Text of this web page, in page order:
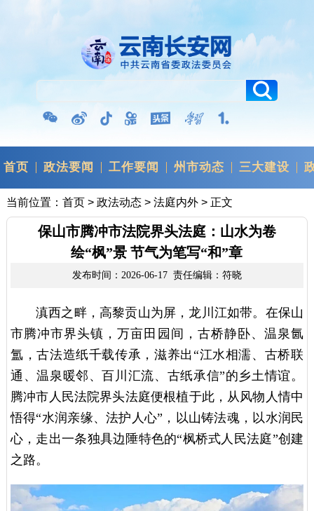
首页 政法要闻 工作要闻 州市动态 三大建设
当前位置： 首页> 政法动态> 法庭内外> 正文
保山市腾冲市法院界头法庭：山水为卷
绘“枫”景 节气为笔写“和”章
发布时间：2026-06-17 责任编辑：符晓
滇西之畔，高黎贡山为屏，龙川江如带。在保山
市腾冲市界头镇，万亩田园间，古桥静卧、温泉氤
氲，古法造纸千载传承，滋养出“江水相濡、古桥联
通、温泉暖邻、百川汇流、古纸承信”的乡土情谊。
腾冲市人民法院界头法庭便根植于此，从风物人情中
悟得“水润亲缘、法护人心”，以山铸法魂，以水润民
心，走出一条独具边陲特色的“枫桥式人民法庭”创建
之路。